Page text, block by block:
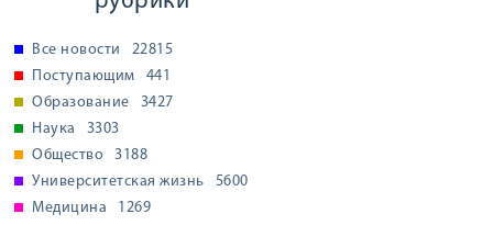
Все новости
22815
Поступающим
441
Образование
3427
Наука
3303
Общество
3188
Университетская жизнь
5600
Медицина
1269